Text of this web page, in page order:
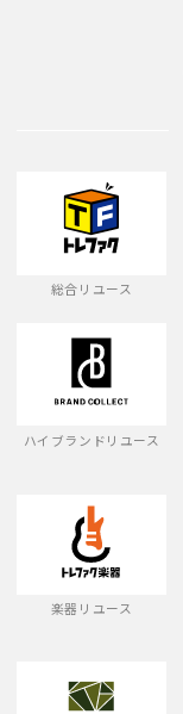
総合リユース
ハイブランドリユース
楽器リユース